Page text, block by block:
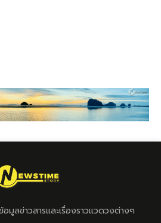
อมูลข่าวสารและเรื่องราวแวดวงต่างๆ